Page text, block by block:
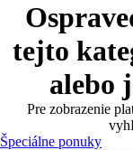
tejto
alebo
Pre zobrazenie
Špeciálne ponuky